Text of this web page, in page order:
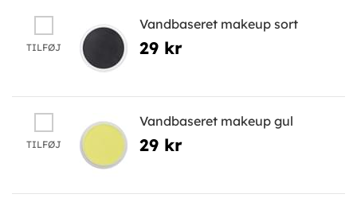
TILFØJ
Vandbaseret makeup sort
29 kr
TILFØJ
Vandbaseret makeup gul
29 kr